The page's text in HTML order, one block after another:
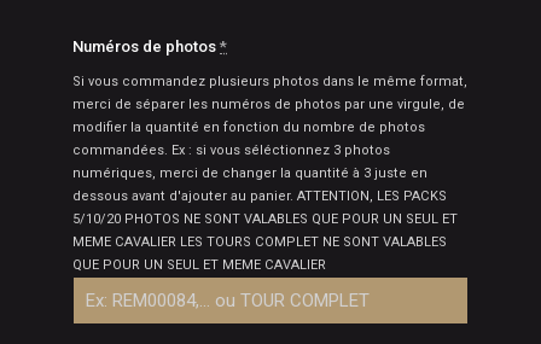
Numéros de photos *
Si vous commandez plusieurs photos dans le même format,
merci de séparer les numéros de photos par une virgule, de
modifier la quantité en fonction du nombre de photos
commandées. Ex : si vous séléctionnez 3 photos
numériques, merci de changer la quantité à 3 juste en
dessous avant d'ajouter au panier. ATTENTION, LES PACKS
5/10/20 PHOTOS NE SONT VALABLES QUE POUR UN SEUL ET
MEME CAVALIER LES TOURS COMPLET NE SONT VALABLES
QUE POUR UN SEUL ET MEME CAVALIER